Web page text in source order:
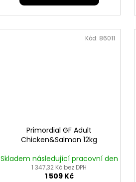
Primordial GF Adult
Chicken&Salmon 12kg
Skladem následující pracovní den
1 347,32 Kč bez DPH
1 509 Kč
Kód: 86011